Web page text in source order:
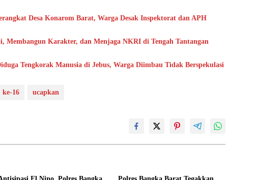
Desa Konarom Barat, Warga Desak Inspektorat dan APH
Membangun Karakter, dan Menjaga NKRI di Tengah Tantangan
Tengkorak Manusia di Jebus, Warga Diimbau Tidak Berspekulasi
ke-16 ucapkan